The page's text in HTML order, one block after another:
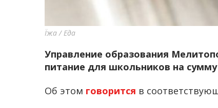
Їжа / Еда
Управление образования
питание для школьников на
Об этом говорится в